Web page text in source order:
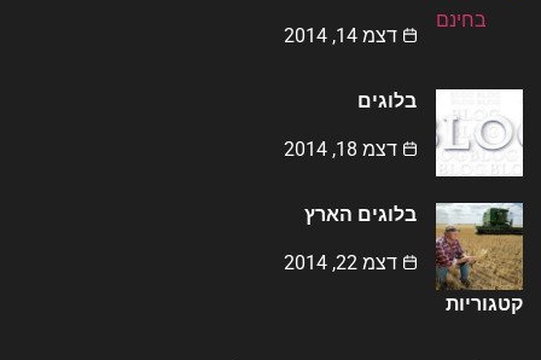
דצמ 14, 2014
בלוגים
דצמ 18, 2014
בלוגים הארץ
דצמ 22, 2014
קטגוריות